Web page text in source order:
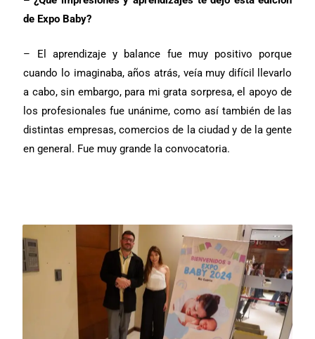
de Expo Baby?
– El aprendizaje y balance fue muy positivo porque
cuando lo imaginaba, años atrás, veía muy difícil llevarlo
a cabo, sin embargo, para mi grata sorpresa, el apoyo de
los profesionales fue unánime, como así también de las
distintas empresas, comercios de la ciudad y de la gente
en general. Fue muy grande la convocatoria.